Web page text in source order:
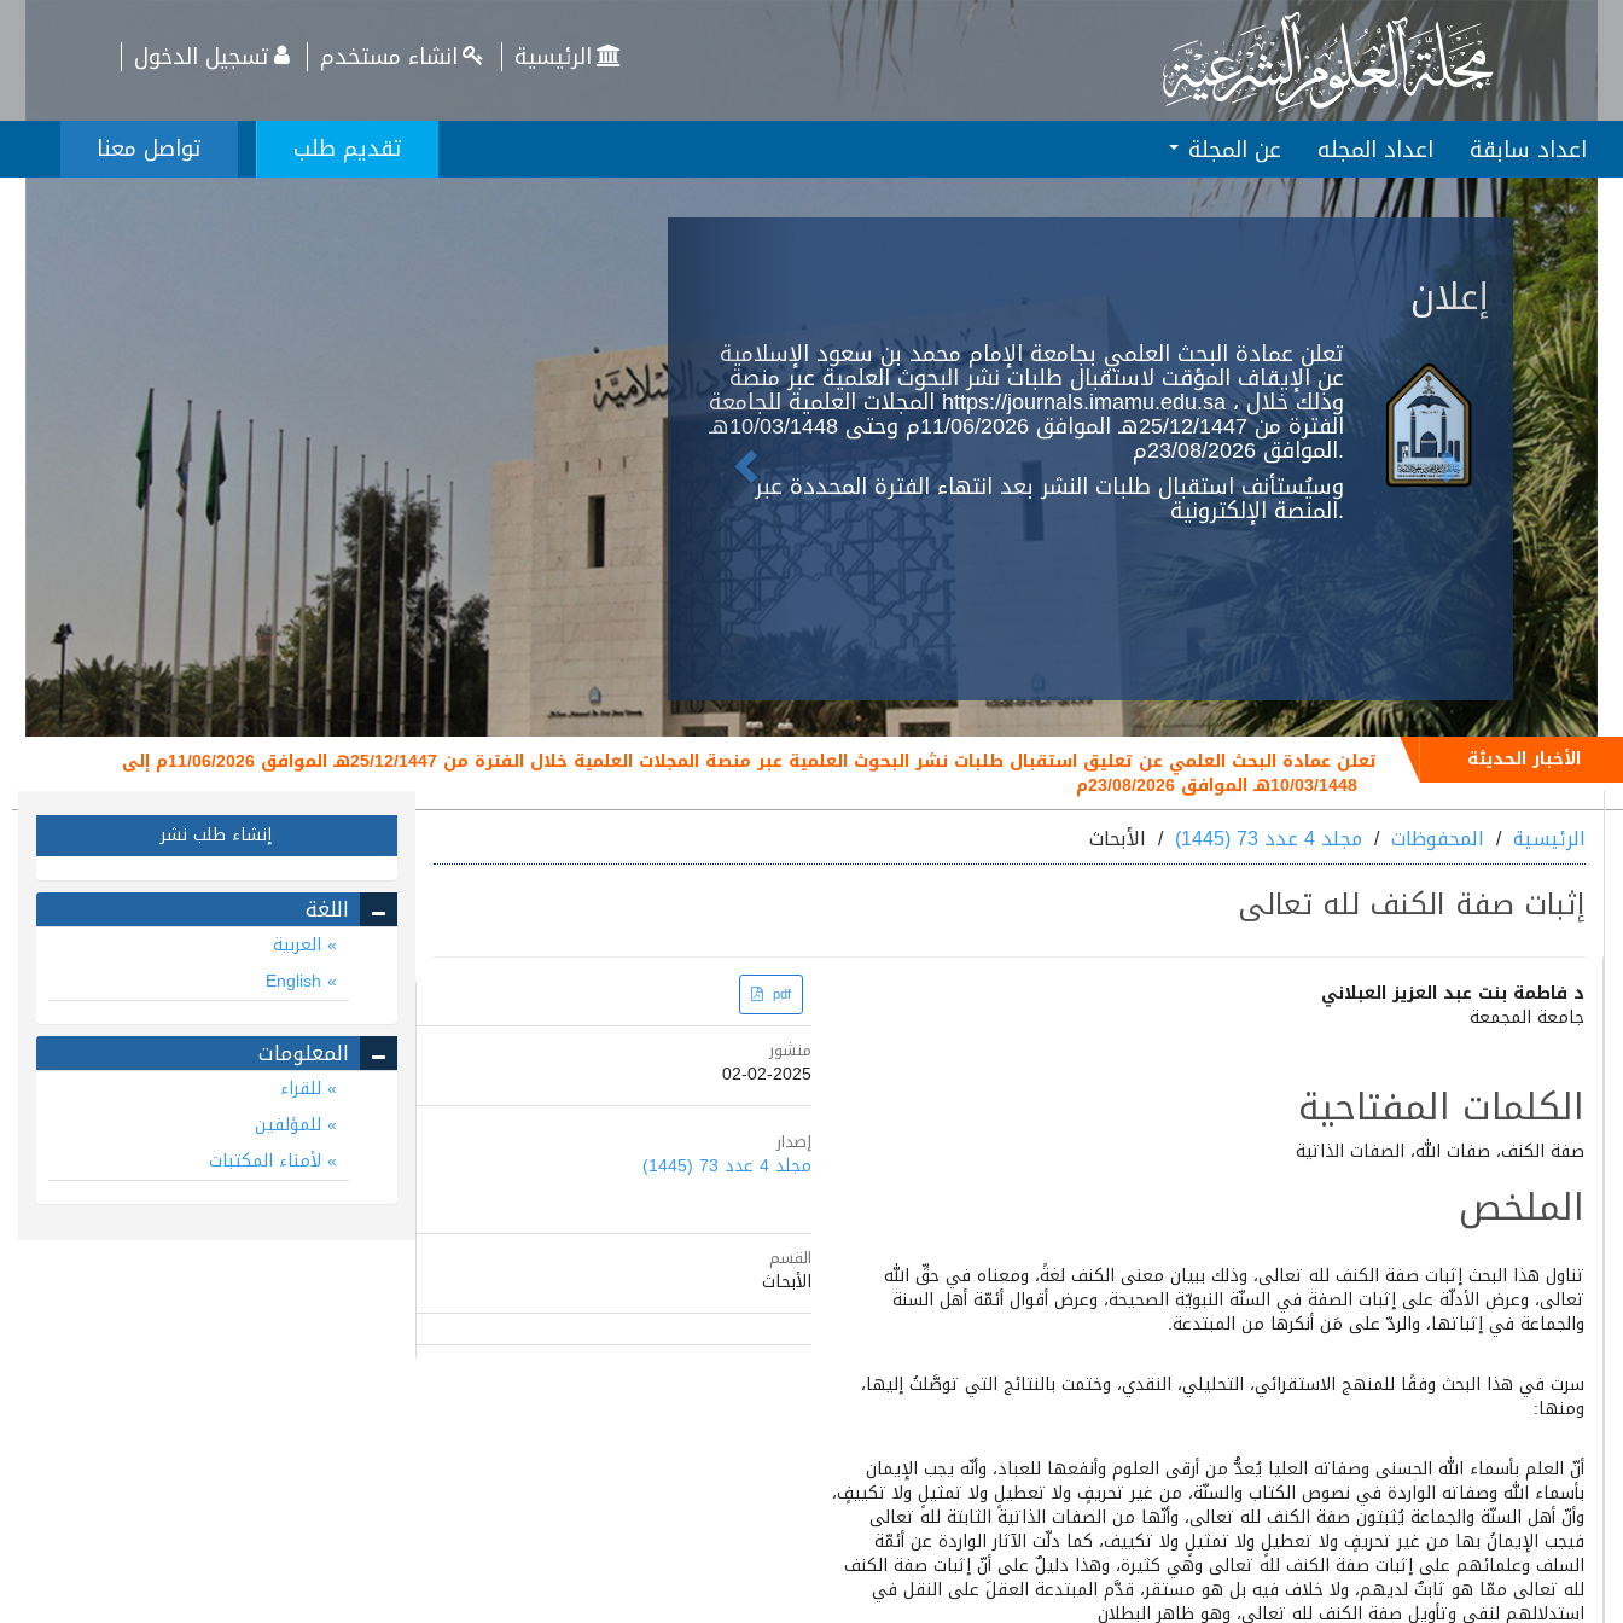
Quick
jump
to
page
content
Main
Navigation
Main
Content
Sidebar
الرئيسية انشاء مستخدم تسجيل الدخول
تقديم طلب تواصل معنا اعداد سابقة اعداد المجله عن المجلة
إعلان
تعلن عمادة البحث العلمي بجامعة الإمام محمد بن سعود الإسلامية
عن الإيقاف المؤقت لاستقبال طلبات نشر البحوث العلمية عبر منصة
المجلات العلمية للجامعة https://journals.imamu.edu.sa ، وذلك خلال
الفترة من 25/12/1447هـ الموافق 11/06/2026م وحتى 10/03/1448هـ
الموافق 23/08/2026م.
وسيُستأنف استقبال طلبات النشر بعد انتهاء الفترة المحددة عبر
المنصة الإلكترونية.
Previous Next
الأخبار الحديثة تعلن عمادة البحث العلمي عن تعليق استقبال طلبات نشر البحوث العلمية عبر منصة المجلات العلمية خلال الفترة من 25/12/1447هـ الموافق 11/06/2026م إلى
10/03/1448هـ الموافق 23/08/2026م
الرئيسية المحفوظات مجلد 4 عدد 73 (1445) الأبحاث
إثبات صفة الكنف لله تعالى
Main
Article
Content
د فاطمة بنت عبد العزيز العبلاني
جامعة المجمعة
الكلمات المفتاحية
صفة الكنف، صفات الله، الصفات الذاتية
الملخص
تناول هذا البحث إثبات صفة الكنف لله تعالى، وذلك ببيان معنى الكنف لغةً، ومعناه في حقِّ الله
تعالى، وعرض الأدلّة على إثبات الصفة في السنّة النبويّة الصحيحة، وعرض أقوال أئمّة أهل السنة
والجماعة في إثباتها، والردّ على مَن أنكرها من المبتدعة.
سرت في هذا البحث وفقًا للمنهج الاستقرائي، التحليلي، النقدي، وختمت بالنتائج التي توصَّلتُ إليها،
ومنها:
أنّ العلم بأسماء الله الحسنى وصفاته العليا يُعدُّ من أرقى العلوم وأنفعها للعباد، وأنّه يجب الإيمان
بأسماء الله وصفاته الواردة في نصوص الكتاب والسنّة، من غير تحريفٍ ولا تعطيلٍ ولا تمثيلٍ ولا تكييفٍ،
وأنّ أهل السنّة والجماعة يُثبتون صفة الكنف لله تعالى، وأنّها من الصفات الذاتية الثابتة لله تعالى
فيجب الإيمانُ بها من غير تحريفٍ ولا تعطيلٍ ولا تمثيلٍ ولا تكييف، كما دلّت الآثار الواردة عن أئمّة
السلف وعلمائهم على إثبات صفة الكنف لله تعالى وهي كثيرة، وهذا دليلٌ على أنّ إثبات صفة الكنف
لله تعالى ممّا هو ثابتٌ لديهم، ولا خلاف فيه بل هو مستقر، قدَّم المبتدعة العقلَ على النقل في
استدلالهم لنفي وتأويل صفة الكنف لله تعالى، وهو ظاهر البطلان
Article
Sidebar
pdf
منشور
02-02-2025
إصدار
مجلد 4 عدد 73 (1445)
القسم
الأبحاث
إنشاء طلب نشر
اللغة
العربية
المعلومات
للقراء
للمؤلفين
لأمناء المكتبات